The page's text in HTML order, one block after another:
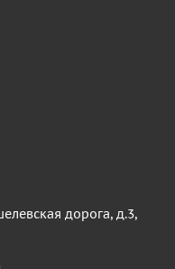
дорога, д.3,